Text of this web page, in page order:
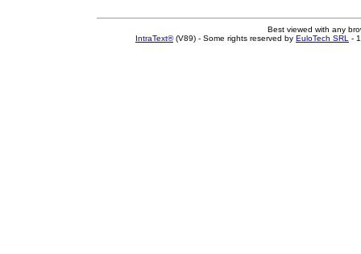
Best viewed with any
IntraText®(V89) - Some rights reserved by EuloTech SRL -